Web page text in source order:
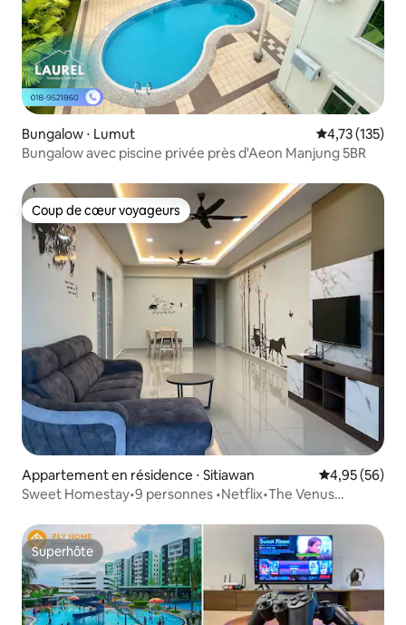
Bungalow ⋅ Lumut Évaluation
4,73 (135)
Bungalow avec piscine privée près d'Aeon Manjung 5BR
Coup de cœur voyageurs
Coup de cœur voyageurs
Appartement en résidence ⋅ Sitiawan Évaluation
4,95 (56)
Sweet Homestay•9 personnes •Netflix•The Venus
Superhôte
Superhôte